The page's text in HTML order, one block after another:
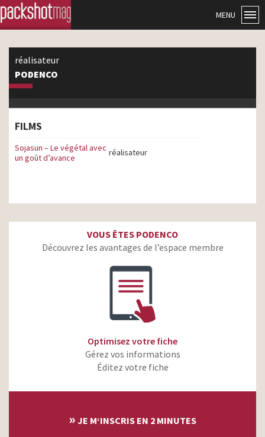
MENU
réalisateur
PODENCO
FILMS
Sojasun – Le végétal avec
un goût d’avance
réalisateur
VOUS ÊTES PODENCO
Découvrez les avantages de l’espace membre
Optimisez votre fiche
Gérez vos informations
Éditez votre fiche
» JE M‘INSCRIS EN 2 MINUTES